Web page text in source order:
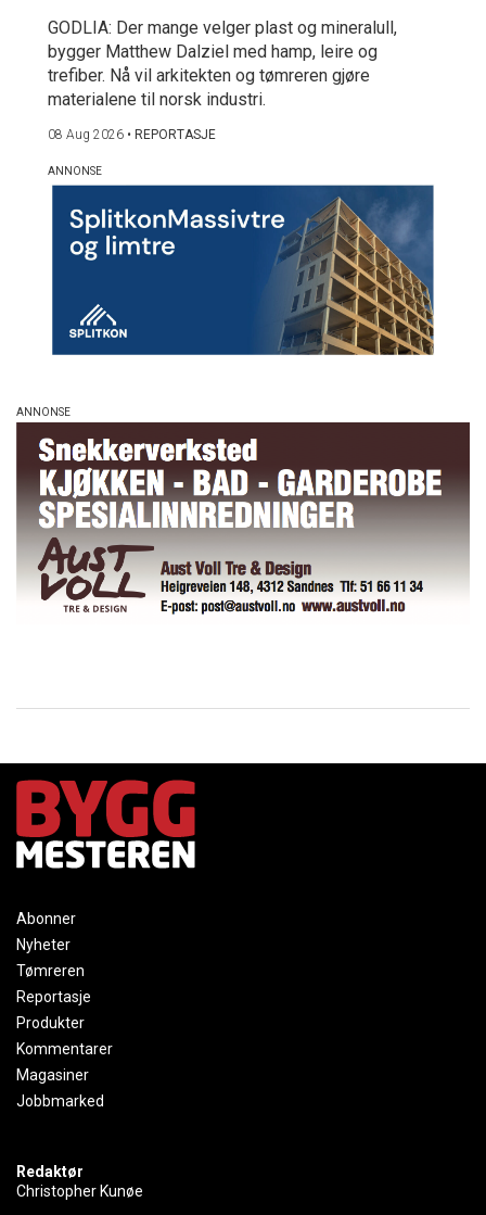
GODLIA: Der mange velger plast og mineralull,
bygger Matthew Dalziel med hamp, leire og
trefiber. Nå vil arkitekten og tømreren gjøre
materialene til norsk industri.
08 Aug 2026 • REPORTASJE
Abonner
Nyheter
Tømreren
Reportasje
Produkter
Kommentarer
Magasiner
Jobbmarked
Redaktør
Christopher Kunøe